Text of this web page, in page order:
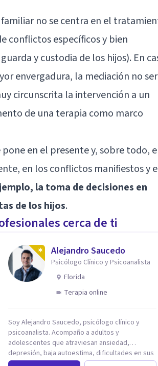
no se centra en el
conflictos específicos y bien
y custodia de los hijos). En
envergadura, la mediación no
circunscrita la intervención a un
de una terapia como marco
en el presente y, sobre todo,
en los conflictos manifiestos y
la toma de decisiones en
de los hijos.
cerca de ti
Alejandro Saucedo
Psicólogo Clínico y Psicoanalista
Florida
Terapia online
Soy Alejandro Saucedo, psicólogo clínico y
psicoanalista. Acompaño a adultos y
adolescentes que atraviesan ansiedad,
depresión, baja autoestima, dificultades en sus
relaciones, terapia de pareja y crisis vitales, a